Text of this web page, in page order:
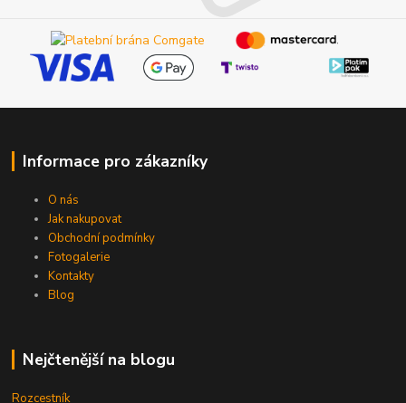
Informace pro zákazníky
O nás
Jak nakupovat
Obchodní podmínky
Fotogalerie
Kontakty
Blog
Nejčtenější na blogu
Rozcestník